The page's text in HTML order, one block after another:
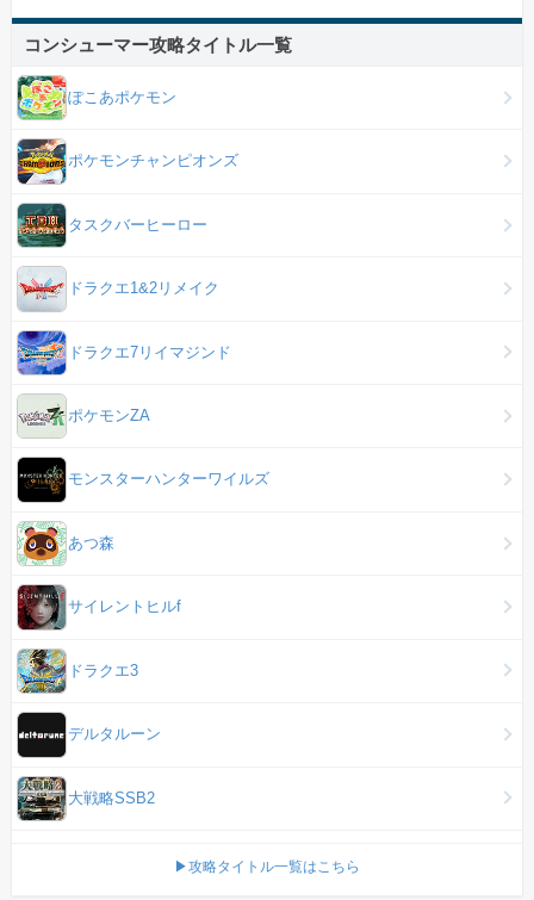
コンシューマー攻略タイトル一覧
ぽこあポケモン
ポケモンチャンピオンズ
タスクバーヒーロー
ドラクエ1&2リメイク
ドラクエ7リイマジンド
ポケモンZA
モンスターハンターワイルズ
あつ森
サイレントヒルf
ドラクエ3
デルタルーン
大戦略SSB2
▶攻略タイトル一覧はこちら